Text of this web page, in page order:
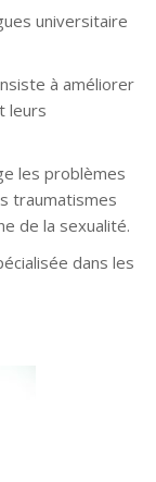
universitaire
à améliorer
leurs
les problèmes
traumatismes
de la sexualité.
dans les